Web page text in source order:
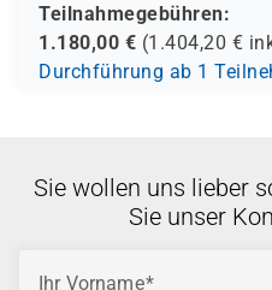
Teilnahmegebühren:
1.180,00 € (1.404,20 €
Durchführung ab 1
Sie wollen uns lieber
Sie unser
Ihr Vorname